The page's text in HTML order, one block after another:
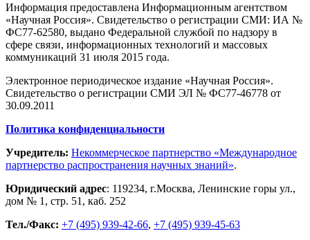
Информация предоставлена Информационным агентством
«Научная Россия». Свидетельство о регистрации СМИ: ИА №
ФС77-62580, выдано Федеральной службой по надзору в
сфере связи, информационных технологий и массовых
коммуникаций 31 июля 2015 года.
Электронное периодическое издание «Научная Россия».
Свидетельство о регистрации СМИ ЭЛ № ФС77-46778 от
30.09.2011
Политика конфиденциальности
Учредитель: Некоммерческое партнерство «Международное
партнерство распространения научных знаний».
Юридический адрес: 119234, г.Москва, Ленинские горы ул.,
дом № 1, стр. 51 , каб. 252
Тел./Факс: +7 (495) 939-42-66, +7 (495) 939-45-63